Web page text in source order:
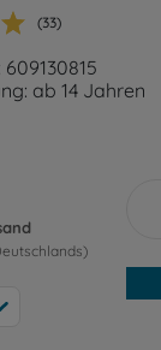
(33)
ab 14 Jahren